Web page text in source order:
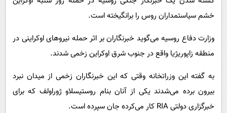
سرگرمی
گوناگون
محیط زیست
سلامت
پیامک
روانشناسی
آشپزی
دانلود
خشم سیاستمداران روس را برانگیخته است.
وزارت دفاع روسیه می‌گوید خبرنگاران بر اثر حمله نیروهای اوکراینی در
منطقه زاپوریژیا واقع در جنوب شرق اوکراین زخمی شدند.
به گفته این وزراتخانه وقتی که این خبرنگاران زخمی از میدان نبرد
بیرون برده می‌شدند یکی از آنان بنام روستیسلاو ژوراولف که برای
خبرگزاری دولتی RIA کار می‌کرده جان سپرده است.